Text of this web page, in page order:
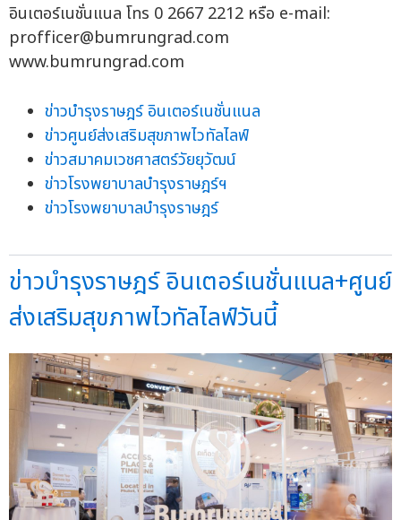
อินเตอร์เนชั่นแนล โทร 0 2667 2212 หรือ e-mail:
profficer@bumrungrad.com
www.bumrungrad.com
ข่าวบำรุงราษฎร์ อินเตอร์เนชั่นแนล
ข่าวศูนย์ส่งเสริมสุขภาพไวทัลไลฟ์
ข่าวสมาคมเวชศาสตร์วัยยุวัฒน์
ข่าวโรงพยาบาลบำรุงราษฎร์ฯ
ข่าวโรงพยาบาลบำรุงราษฎร์
ข่าวบำรุงราษฎร์ อินเตอร์เนชั่นแนล+ศูนย์
ส่งเสริมสุขภาพไวทัลไลฟ์วันนี้